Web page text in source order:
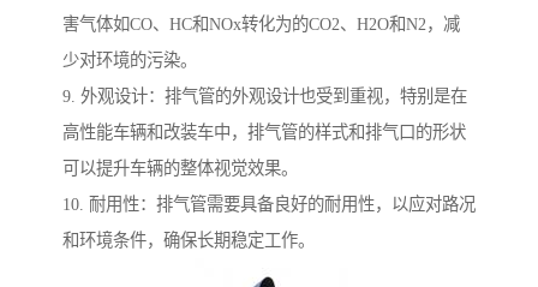
害气体如CO、HC和NOx转化为的CO2、H2O和N2，减
少对环境的污染。
9. 外观设计：排气管的外观设计也受到重视，特别是在
高性能车辆和改装车中，排气管的样式和排气口的形状
可以提升车辆的整体视觉效果。
10. 耐用性：排气管需要具备良好的耐用性，以应对路况
和环境条件，确保长期稳定工作。